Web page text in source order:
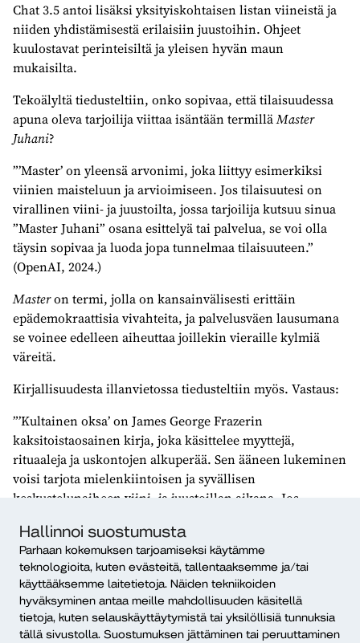
Hallinnoi suostumusta
Parhaan kokemuksen tarjoamiseksi käytämme
teknologioita, kuten evästeitä, tallentaaksemme ja/tai
käyttääksemme laitetietoja. Näiden tekniikoiden
hyväksyminen antaa meille mahdollisuuden käsitellä
tietoja, kuten selauskäyttäytymistä tai yksilöllisiä tunnuksia
tällä sivustolla. Suostumuksen jättäminen tai peruuttaminen
Chat 3.5 antoi lisäksi yksityiskohtaisen listan viineistä ja
niiden yhdistämisestä erilaisiin juustoihin. Ohjeet
kuulostavat perinteisiltä ja yleisen hyvän maun
mukaisilta.
Tekoälyltä tiedusteltiin, onko sopivaa, että tilaisuudessa
apuna oleva tarjoilija viittaa isäntään termilläMaster
Juhani?
”’Master’ on yleensä arvonimi, joka liittyy esimerkiksi
viinien maisteluun ja arvioimiseen. Jos tilaisuutesi on
virallinen viini- ja juustoilta, jossa tarjoilija kutsuu sinua
”Master Juhani” osana esittelyä tai palvelua, se voi olla
täysin sopivaa ja luoda jopa tunnelmaa tilaisuuteen.”
(OpenAI, 2024.)
Masteron termi, jolla on kansainvälisesti erittäin
epädemokraattisia vivahteita, ja palvelusväen lausumana
se voinee edelleen aiheuttaa joillekin vieraille kylmiä
väreitä.
Kirjallisuudesta illanvietossa tiedusteltiin myös. Vastaus:
”’Kultainen oksa’ on James George Frazerin
kaksitoistaosainen kirja, joka käsittelee myyttejä,
rituaaleja ja uskontojen alkuperää. Sen ääneen lukeminen
voisi tarjota mielenkiintoisen ja syvällisen
keskustelunaiheen viini- ja juustoillan aikana. Jos
keskustelulle, ”Kultaisen oksan” ääneen luku voisi olla
hyvä ohjelmanumero viini- ja juustoillassa. Muista
kuitenkin ottaa huomioon osallistujien mieltymykset ja
varmistaa, että kaikki voivat nauttia illasta mukavasti ja
turvallisesti.” (OpenAI, 2024.)